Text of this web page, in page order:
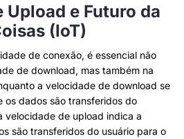
Upload e Futuro da
(IoT)
de conexão, é essencial não
de download, mas também na
a velocidade de download se
os dados são transferidos do
velocidade de upload indica a
são transferidos do usuário para o